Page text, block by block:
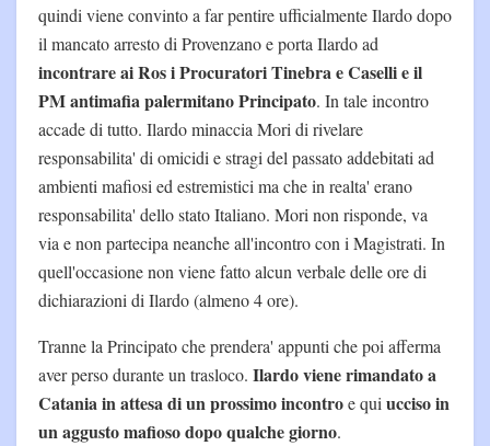
quindi viene convinto a far pentire ufficialmente Ilardo dopo
il mancato arresto di Provenzano e porta Ilardo ad
incontrare ai Ros i Procuratori Tinebra e Caselli e il
PM antimafia palermitano Principato. In tale incontro
accade di tutto. Ilardo minaccia Mori di rivelare
responsabilita' di omicidi e stragi del passato addebitati ad
ambienti mafiosi ed estremistici ma che in realta' erano
responsabilita' dello stato Italiano. Mori non risponde, va
via e non partecipa neanche all'incontro con i Magistrati. In
quell'occasione non viene fatto alcun verbale delle ore di
dichiarazioni di Ilardo (almeno 4 ore).
Tranne la Principato che prendera' appunti che poi afferma
aver perso durante un trasloco. Ilardo viene rimandato a
Catania in attesa di un prossimo incontroe quiucciso in
un aggusto mafioso dopo qualche giorno.